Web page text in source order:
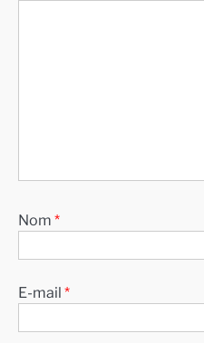
Nom *
E-mail *